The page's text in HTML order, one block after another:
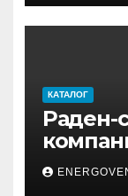
КАТАЛОГ
Раден-